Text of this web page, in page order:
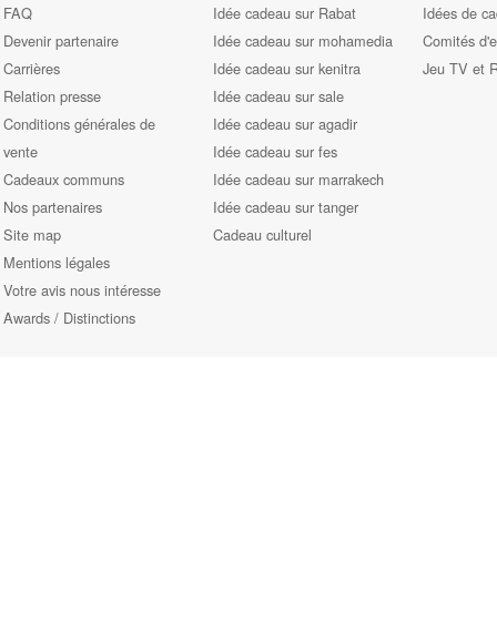
FAQ
Devenir partenaire
Carrières
Relation presse
Conditions générales de
vente
Cadeaux communs
Nos partenaires
Site map
Mentions légales
Votre avis nous intéresse
Awards / Distinctions
Idée cadeau sur Rabat
Idée cadeau sur mohamedia
Idée cadeau sur kenitra
Idée cadeau sur sale
Idée cadeau sur agadir
Idée cadeau sur fes
Idée cadeau sur marrakech
Idée cadeau sur tanger
Cadeau culturel
Idées de
Comités
Jeu TV et